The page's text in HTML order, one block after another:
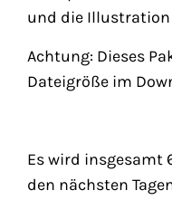
und die Illustration
Achtung: Dieses
Dateigröße im
Es wird insgesamt
den nächsten